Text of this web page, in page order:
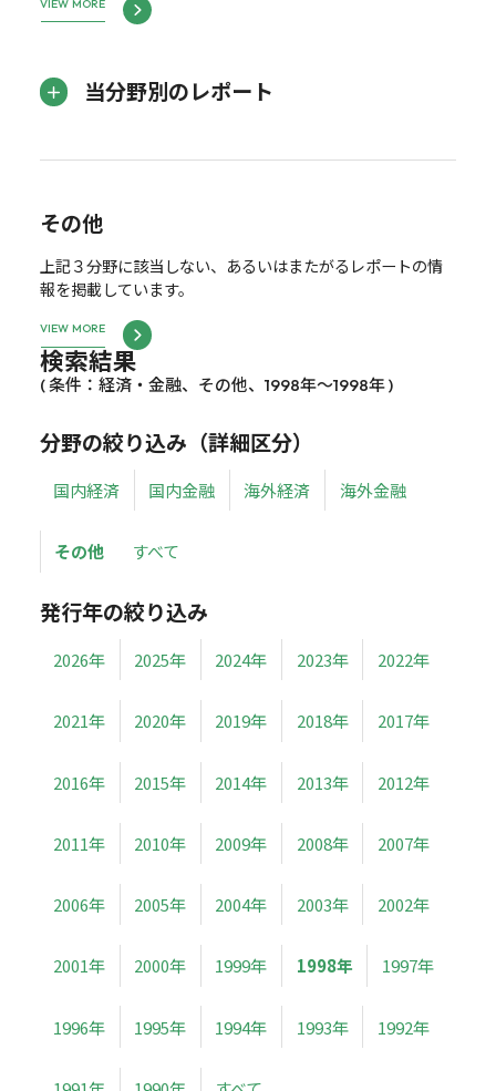
VIEW MORE
当分野別のレポート
その他
上記３分野に該当しない、あるいはまたがるレポートの情
報を掲載しています。
VIEW MORE
検索結果
( 条件：経済・金融、その他、1998年～1998年 )
分野の絞り込み（詳細区分）
国内経済 国内金融 海外経済 海外金融
その他 すべて
発行年の絞り込み
2026年 2025年 2024年 2023年 2022年
2021年 2020年 2019年 2018年 2017年
2016年 2015年 2014年 2013年 2012年
2011年 2010年 2009年 2008年 2007年
2006年 2005年 2004年 2003年 2002年
2001年 2000年 1999年 1998年 1997年
1996年 1995年 1994年 1993年 1992年